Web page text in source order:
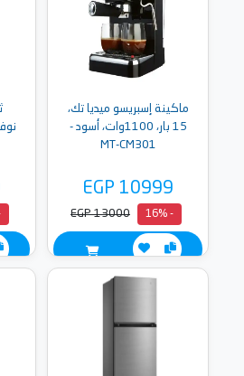
ماكينة إسبريسو ميديا تك،
15 بار، 1100وات، أسود -
MT-CM301
EGP 10999
- 16%
EGP 13000